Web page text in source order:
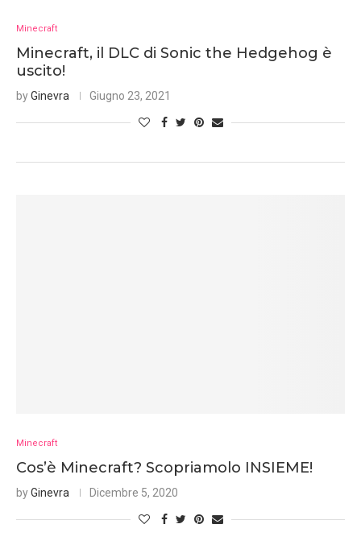
Minecraft
Minecraft, il DLC di Sonic the Hedgehog è
uscito!
byGinevra Giugno 23, 2021
Minecraft
Cos’è Minecraft? Scopriamolo INSIEME!
byGinevra Dicembre 5, 2020